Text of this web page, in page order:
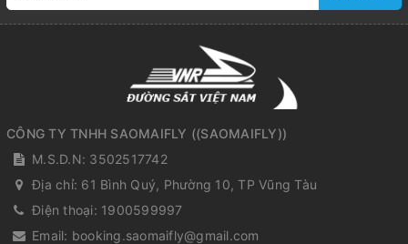
CÔNG TY TNHH SAOMAIFLY ((SAOMAIFLY))
M.S.D.N: 3502517742
Địa chỉ: 61 Bình Quý, Phường 10, TP Vũng Tàu
Điện thoại: 1900599997
Email: booking.saomaifly@gmail.com